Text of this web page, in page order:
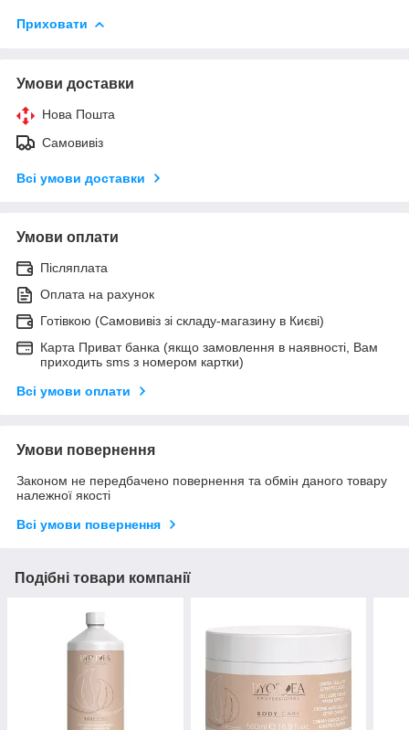
Приховати
Умови доставки
Нова Пошта
Самовивіз
Всі умови доставки
Умови оплати
Післяплата
Оплата на рахунок
Готівкою (Самовивіз зі складу-магазину в Києві)
Карта Приват банка (якщо замовлення в наявності, Вам
приходить sms з номером картки)
Всі умови оплати
Умови повернення
Законом не передбачено повернення та обмін даного товару
належної якості
Всі умови повернення
Подібні товари компанії